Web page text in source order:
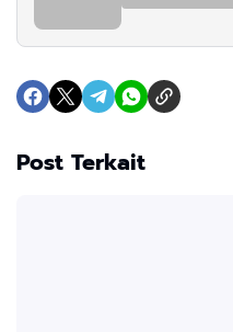
Post Terkait